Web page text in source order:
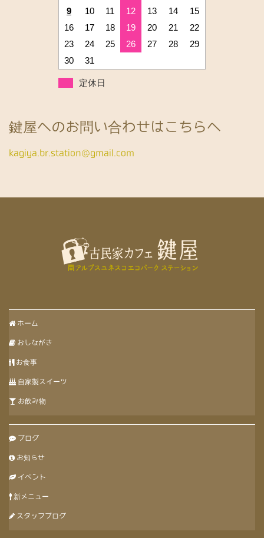
9
10 11 12 13 14
15
16
17 18 19 20 21
22
23
24 25 26 27 28
29
30
31
定休日
鍵屋へのお問い合わせはこちらへ
kagiya.br.station@gmail.com
ホーム
おしながき
お食事
自家製スイーツ
お飲み物
ブログ
お知らせ
イベント
新メニュー
スタッフブログ